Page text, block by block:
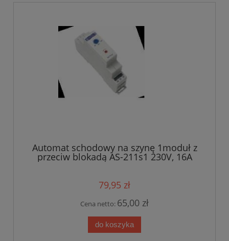
Automat schodowy na szynę 1moduł z
przeciw blokadą AS-211s1 230V, 16A
79,95 zł
Cena netto: 65,00 zł
do koszyka